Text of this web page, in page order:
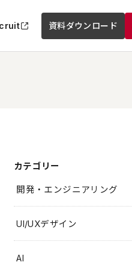
資料ダウンロード
カテゴリー
開発・エンジニアリング
UI/UXデザイン
AI